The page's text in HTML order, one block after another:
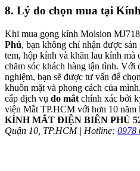
8. Lý do chọn mua tại
Khi mua gọng kính Molsion
Phủ, bạn không chỉ nhận được
tem, hộp kính và khăn lau kính mà
chăm sóc khách hàng tận tình. Với
nghiệm, bạn sẽ được tư vấn để
khuôn mặt và phong cách của
cấp dịch vụ đo mắt chính xác bởi
viện Mắt TP.HCM với hơn 10 năm
KÍNH MẮT ĐIỆN BIÊN PHỦ
Quận 10, TP.HCM | Hotline: 0978